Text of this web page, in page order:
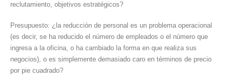
reclutamiento, objetivos estratégicos?
Presupuesto: ¿la reducción de personal es un problema operacional
(es decir, se ha reducido el número de empleados o el número que
ingresa a la oficina, o ha cambiado la forma en que realiza sus
negocios), o es simplemente demasiado caro en términos de precio
por pie cuadrado?